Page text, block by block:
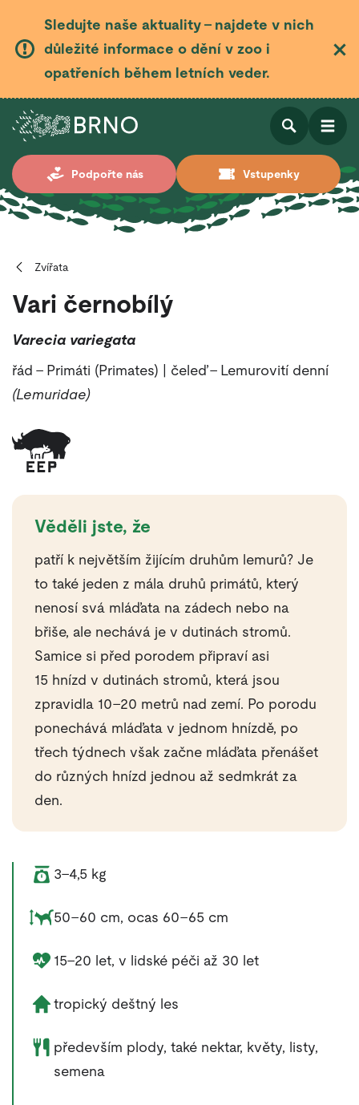
Sledujte naše aktuality – najdete v nich
důležité informace o dění v zoo i
opatřeních během letních veder.
Podpořte nás Vstupenky
Otevřít
Otevřít
Zvířata
Vari černobílý
Varecia variegata
řád – Primáti (Primates) | čeleď – Lemurovití denní
(Lemuridae)
Věděli jste, že
patří k největším žijícím druhům lemurů? Je
to také jeden z mála druhů primátů, který
nenosí svá mláďata na zádech nebo na
břiše, ale nechává je v dutinách stromů.
Samice si před porodem připraví asi
15 hnízd v dutinách stromů, která jsou
zpravidla 10–20 metrů nad zemí. Po porodu
ponechává mláďata v jednom hnízdě, po
třech týdnech však začne mláďata přenášet
do různých hnízd jednou až sedmkrát za
den.
Váha zvířete:
3–4,5 kg
Rozměry zvířete:
50–60 cm, ocas 60–65 cm
Délka života zvířete:
15–20 let, v lidské péči až 30 let
Životní prostředí zvířete:
tropický deštný les
Potrava zvířete:
především plody, také nektar, květy, listy,
semena